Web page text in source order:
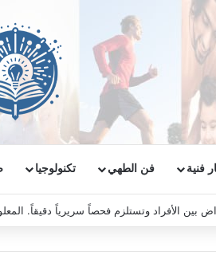
فنية فن الطهي تكنولوجيا
بين الأفراد وتستلزم فحصاً سريرياً دقيقاً.